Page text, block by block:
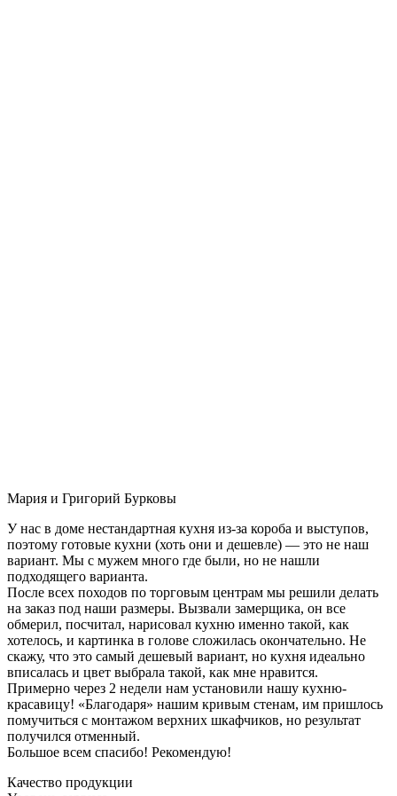
Мария и Григорий Бурковы
У нас в доме нестандартная кухня из-за короба и выступов,
поэтому готовые кухни (хоть они и дешевле) — это не наш
вариант. Мы с мужем много где были, но не нашли
подходящего варианта.
После всех походов по торговым центрам мы решили делать
на заказ под наши размеры. Вызвали замерщика, он все
обмерил, посчитал, нарисовал кухню именно такой, как
хотелось, и картинка в голове сложилась окончательно. Не
скажу, что это самый дешевый вариант, но кухня идеально
вписалась и цвет выбрала такой, как мне нравится.
Примерно через 2 недели нам установили нашу кухню-
красавицу! «Благодаря» нашим кривым стенам, им пришлось
помучиться с монтажом верхних шкафчиков, но результат
получился отменный.
Большое всем спасибо! Рекомендую!
Качество продукции